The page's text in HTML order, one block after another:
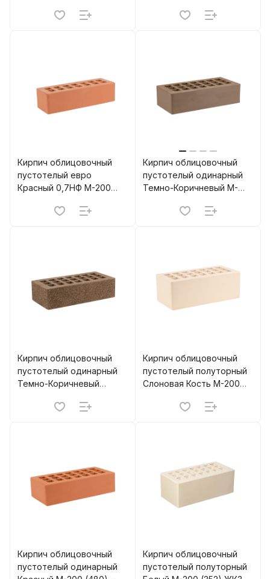
Кирпич облицовочный
пустотелый евро
Красный 0,7НФ М-200
Кирпич облицовочный
пустотелый одинарный
Темно-Коричневый M-
Кирпич облицовочный
пустотелый одинарный
Темно-Коричневый
(480) ЖКЗ
Кирпич облицовочный
пустотелый полуторный
Слоновая Кость M-200
Кирпич облицовочный
пустотелый одинарный
Кирпич облицовочный
пустотелый полуторный